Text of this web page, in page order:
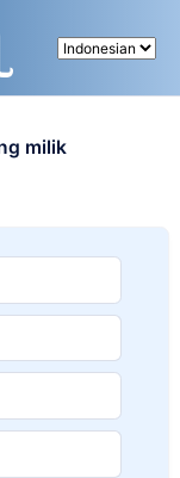
milik